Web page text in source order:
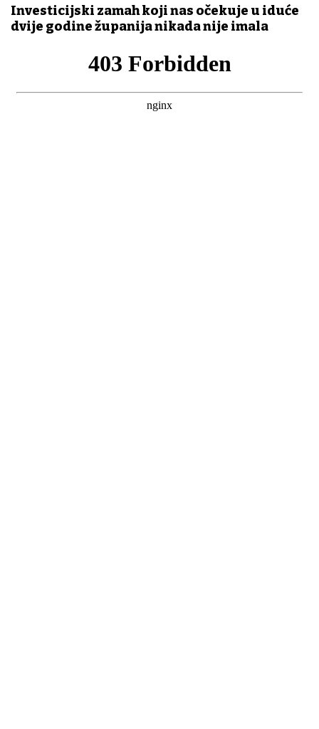
Investicijski zamah koji nas očekuje u iduće
dvije godine županija nikada nije imala